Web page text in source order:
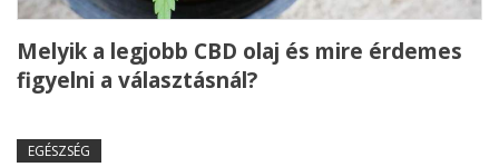
Melyik a legjobb CBD olaj és mire érdemes
figyelni a választásnál?
EGÉSZSÉG